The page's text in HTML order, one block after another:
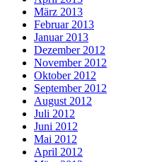
März 2013
Februar 2013
Januar 2013
Dezember 2012
November 2012
Oktober 2012
September 2012
August 2012
Juli 2012
Juni 2012
Mai 2012
April 2012